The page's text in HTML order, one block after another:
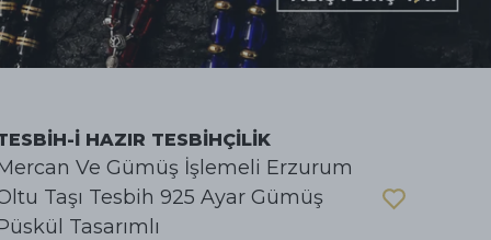
İ HAZIR TESBİHÇİLİK
Ve Gümüş İşlemeli Erzurum
Taşı Tesbih 925 Ayar Gümüş
Tasarımlı